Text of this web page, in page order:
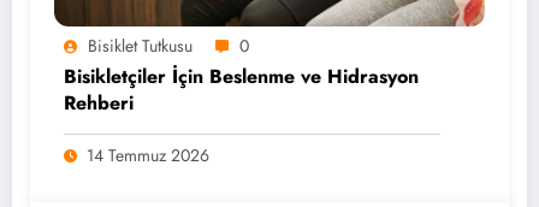
Bisiklet Tutkusu 0
Bisikletçiler İçin Beslenme ve Hidrasyon
Rehberi
14 Temmuz 2026